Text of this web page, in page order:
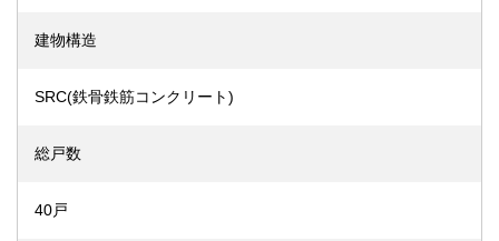
建物構造
SRC(鉄骨鉄筋コンクリート)
総戸数
40戸